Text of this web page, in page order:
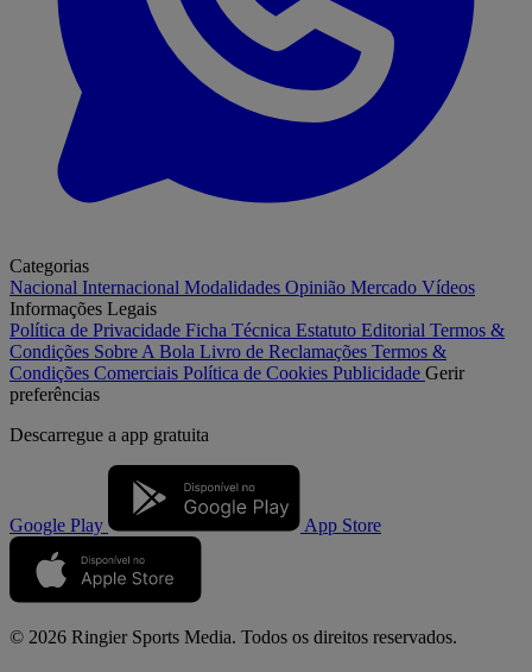
Categorias
Nacional Internacional Modalidades Opinião Mercado Vídeos
Informações Legais
Política de Privacidade Ficha Técnica Estatuto Editorial Termos &
Condições Sobre A Bola Livro de Reclamações Termos &
Condições Comerciais Política de Cookies Publicidade Gerir
preferências
Descarregue a app gratuita
Google Play App Store
© 2026 Ringier Sports Media. Todos os direitos reservados.